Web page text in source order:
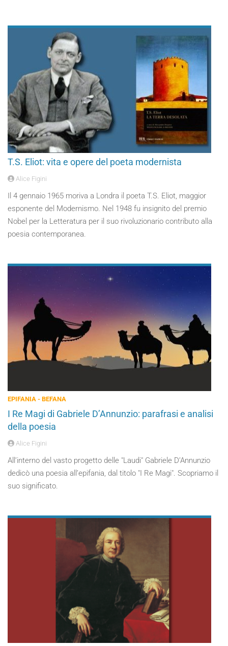
T.S. Eliot: vita e opere del poeta modernista
Alice Figini
Il 4 gennaio 1965 moriva a Londra il poeta T.S. Eliot, maggior
esponente del Modernismo. Nel 1948 fu insignito del premio
Nobel per la Letteratura per il suo rivoluzionario contributo alla
poesia contemporanea.
EPIFANIA - BEFANA
I Re Magi di Gabriele D’Annunzio: parafrasi e analisi
della poesia
Alice Figini
All’interno del vasto progetto delle "Laudi" Gabriele D’Annunzio
dedicò una poesia all’epifania, dal titolo "I Re Magi". Scopriamo il
suo significato.